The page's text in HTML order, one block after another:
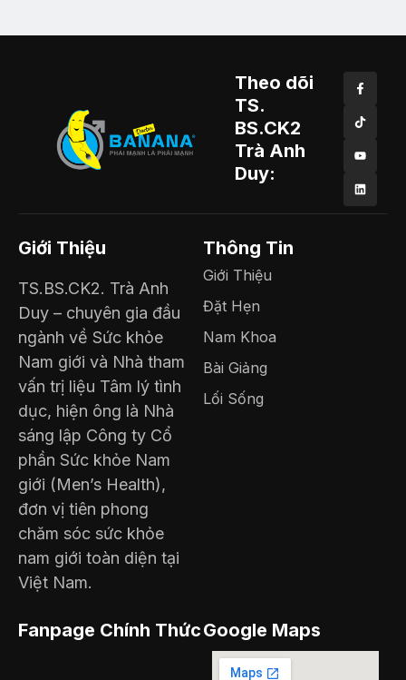
Theo dõi
TS.
BS.CK2
Trà Anh
Duy:
Giới Thiệu
TS.BS.CK2. Trà Anh
Duy – chuyên gia đầu
ngành về Sức khỏe
Nam giới và Nhà tham
vấn trị liệu Tâm lý tình
dục, hiện ông là Nhà
sáng lập Công ty Cổ
phần Sức khỏe Nam
giới (Men’s Health),
đơn vị tiên phong
chăm sóc sức khỏe
nam giới toàn diện tại
Việt Nam.
Thông Tin
Giới Thiệu
Đặt Hẹn
Nam Khoa
Bài Giảng
Lối Sống
Fanpage Chính ThứcGoogle Maps